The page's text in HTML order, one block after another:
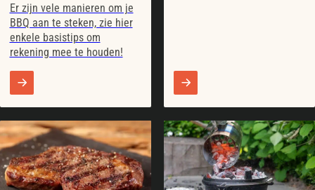
Er zijn vele manieren om je
BBQ aan te steken, zie hier
enkele basistips om
rekening mee te houden!